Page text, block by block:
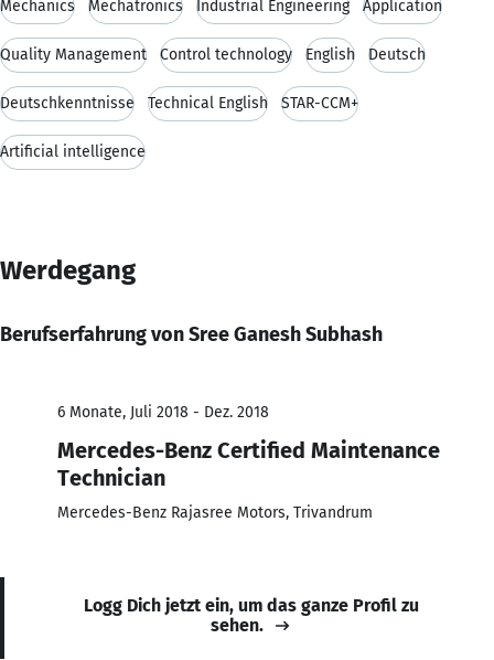
Mechanics Mechatronics Industrial Engineering Application
Quality Management Control technology English Deutsch
Deutschkenntnisse Technical English STAR-CCM+
Artificial intelligence
Werdegang
Berufserfahrung von Sree Ganesh Subhash
6 Monate, Juli 2018 - Dez. 2018
Mercedes-Benz Certified Maintenance
Technician
Mercedes-Benz Rajasree Motors, Trivandrum
Logg Dich jetzt ein, um das ganze Profil zu
sehen.